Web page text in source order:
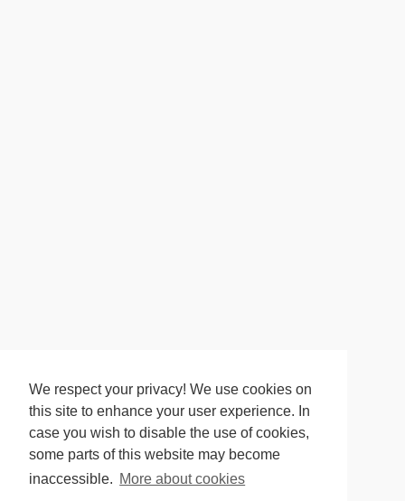
We respect your privacy! We use cookies on
this site to enhance your user experience. In
case you wish to disable the use of cookies,
some parts of this website may become
inaccessible. More about cookies